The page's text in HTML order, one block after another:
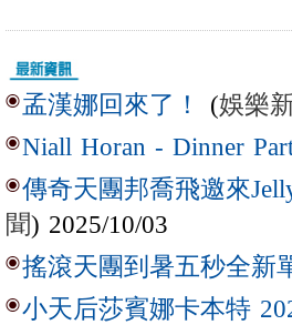
孟漢娜回來了！ (娛樂
Niall Horan - Dinner
傳奇天團邦喬飛邀來
聞) 2025/10/03
搖滾天團到暑五秒全新
小天后莎賓娜卡本特